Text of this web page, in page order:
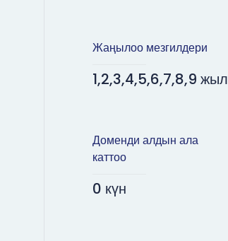
Жаңылоо мезгилдери
1,2,3,4,5,6,7,8,9 жыл
Доменди алдын ала
каттоо
0 күн